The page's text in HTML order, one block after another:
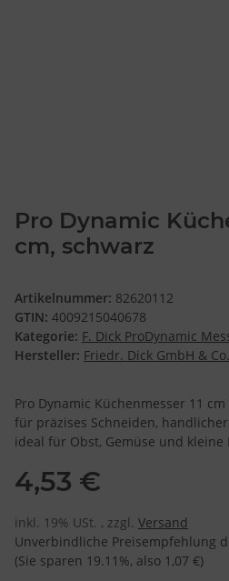
Pro Dynamic
cm, schwarz
Artikelnummer: 82620112
GTIN: 4009215040678
Kategorie: F. Dick ProDynamic
Hersteller: Friedr. Dick GmbH &
Pro Dynamic Küchenmesser 11
für präzises Schneiden,
ideal für Obst, Gemüse und kleine
4,53 €
inkl. 19% USt. , zzgl. Versand
Unverbindliche Preisempfehlung
(Sie sparen 19.11%, also 1,07 €)